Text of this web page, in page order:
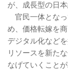
が、成長型の日
官民一体となっ
め、価格転嫁を
デジタル化など
リソースを新た
なげていくこと